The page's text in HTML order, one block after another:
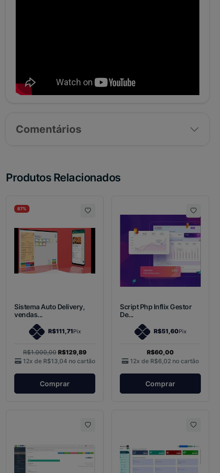
Comentários
Produtos Relacionados
87%
Sistema Auto Delivery,
vendas...
R$111,71Pix
R$1.000,00 R$129,89
12x de R$13,04 no cartão
Comprar
Script Php Inflix Gestor
De...
R$51,60Pix
R$60,00
12x de R$6,02 no cartão
Comprar